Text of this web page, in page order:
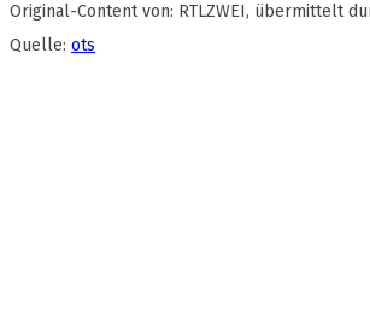
Original-Content von: RTLZWEI, übermittelt
Quelle: ots